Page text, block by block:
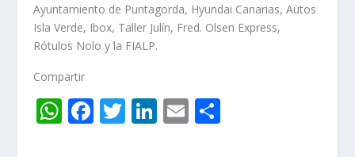
Ayuntamiento de Puntagorda, Hyundai Canarias, Autos
Isla Verde, Ibox, Taller Julín, Fred. Olsen Express,
Rótulos Nolo y la FIALP.
Compartir
W F T Li E